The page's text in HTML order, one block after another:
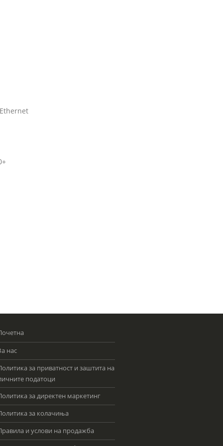
нас
за приватност и заштита на
податоци
за директен маркетинг
за колачиња
и услови на продажба